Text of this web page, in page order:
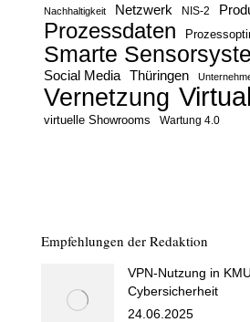
Nachhaltigkeit Netzwerk NIS-2
Prozessdaten
Smarte
Social Media Thüringen
Vernetzung
virtuelle Showrooms Wartung 4.0
Empfehlungen der Redaktion
VPN-Nutzung in
Cybersicherheit
24.06.2025